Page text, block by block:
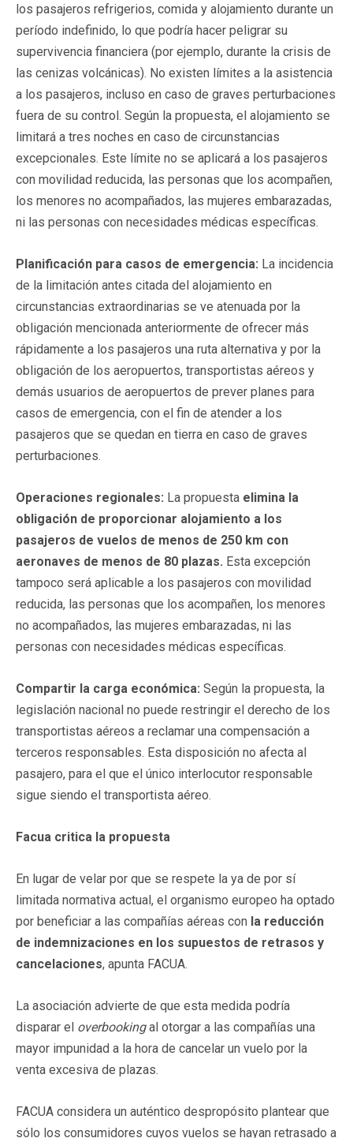
los pasajeros refrigerios, comida y alojamiento durante un
período indefinido, lo que podría hacer peligrar su
supervivencia financiera (por ejemplo, durante la crisis de
las cenizas volcánicas). No existen límites a la asistencia
a los pasajeros, incluso en caso de graves perturbaciones
fuera de su control. Según la propuesta, el alojamiento se
limitará a tres noches en caso de circunstancias
excepcionales. Este límite no se aplicará a los pasajeros
con movilidad reducida, las personas que los acompañen,
los menores no acompañados, las mujeres embarazadas,
ni las personas con necesidades médicas específicas.
Planificación para casos de emergencia: La incidencia
de la limitación antes citada del alojamiento en
circunstancias extraordinarias se ve atenuada por la
obligación mencionada anteriormente de ofrecer más
rápidamente a los pasajeros una ruta alternativa y por la
obligación de los aeropuertos, transportistas aéreos y
demás usuarios de aeropuertos de prever planes para
casos de emergencia, con el fin de atender a los
pasajeros que se quedan en tierra en caso de graves
perturbaciones.
Operaciones regionales: La propuesta elimina la
obligación de proporcionar alojamiento a los
pasajeros de vuelos de menos de 250 km con
aeronaves de menos de 80 plazas. Esta excepción
tampoco será aplicable a los pasajeros con movilidad
reducida, las personas que los acompañen, los menores
no acompañados, las mujeres embarazadas, ni las
personas con necesidades médicas específicas.
Compartir la carga económica: Según la propuesta, la
legislación nacional no puede restringir el derecho de los
transportistas aéreos a reclamar una compensación a
terceros responsables. Esta disposición no afecta al
pasajero, para el que el único interlocutor responsable
sigue siendo el transportista aéreo.
Facua critica la propuesta
En lugar de velar por que se respete la ya de por sí
limitada normativa actual, el organismo europeo ha optado
por beneficiar a las compañías aéreas con la reducción
de indemnizaciones en los supuestos de retrasos y
cancelaciones, apunta FACUA.
La asociación advierte de que esta medida podría
disparar el overbookingal otorgar a las compañías una
mayor impunidad a la hora de cancelar un vuelo por la
venta excesiva de plazas.
FACUA considera un auténtico despropósito plantear que
sólo los consumidores cuyos vuelos se hayan retrasado a